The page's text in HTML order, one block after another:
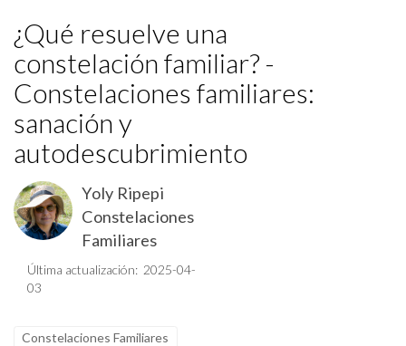
¿Qué resuelve una
constelación familiar? -
Constelaciones familiares:
sanación y
autodescubrimiento
Yoly Ripepi
Constelaciones
Familiares
Última actualización: 2025-04-
03
Constelaciones Familiares